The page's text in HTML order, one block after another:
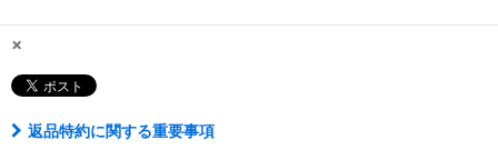
×
返品特約に関する重要事項